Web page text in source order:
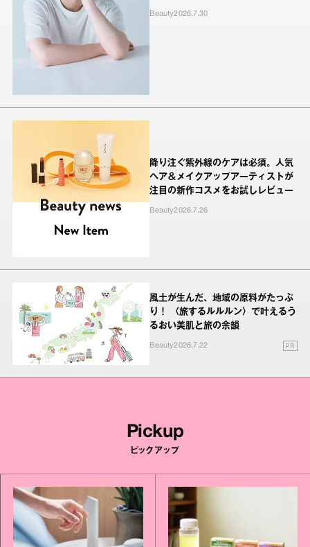
Beauty2026.7.30
降り注ぐ紫外線のケアは必須。人気
ヘア＆メイクアップアーティストが
注目の新作コスメをお試しレビュー
Beauty2026.7.26
風土が生んだ、地域の原料がたっぷ
り！ 〈旅するルルルン〉で叶えるう
るおい美肌と旅の余韻
Beauty2026.7.22 PR
Pickup
ピックアップ